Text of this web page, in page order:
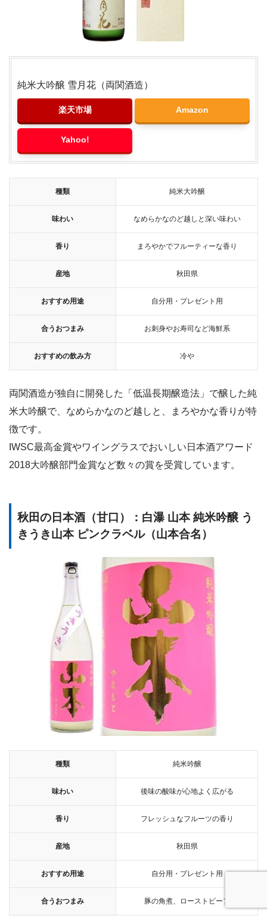
純米大吟醸 雪月花（両関酒造）
楽天市場 Amazon
Yahoo!
種類 純米大吟醸
味わい なめらかなのど越しと深い味わい
香り まろやかでフルーティーな香り
産地 秋田県
おすすめ用途 自分用・プレゼント用
合うおつまみ お刺身やお寿司など海鮮系
おすすめの飲み方 冷や
両関酒造が独自に開発した「低温長期醸造法」で醸した純
米大吟醸で、なめらかなのど越しと、まろやかな香りが特
徴です。
IWSC最高金賞やワイングラスでおいしい日本酒アワード
2018大吟醸部門金賞など数々の賞を受賞しています。
秋田の日本酒（甘口）：白瀑 山本 純米吟醸 う
きうき山本 ピンクラベル（山本合名）
種類 純米吟醸
味わい 後味の酸味が心地よく広がる
香り フレッシュなフルーツの香り
産地 秋田県
おすすめ用途 自分用・プレゼント用
合うおつまみ 豚の角煮、ローストビーフ